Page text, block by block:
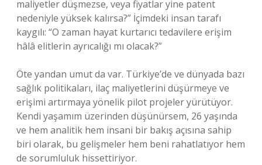
maliyetler düşmezse, veya fiyatlar yine patent
nedeniyle yüksek kalırsa?” İçimdeki insan tarafı
kaygılı: “O zaman hayat kurtarıcı tedavilere erişim
hâlâ elitlerin ayrıcalığı mı olacak?”
Öte yandan umut da var. Türkiye’de ve dünyada bazı
sağlık politikaları, ilaç maliyetlerini düşürmeye ve
erişimi artırmaya yönelik pilot projeler yürütüyor.
Kendi yaşamım üzerinden düşünürsem, 26 yaşında
ve hem analitik hem insani bir bakış açısına sahip
biri olarak, bu gelişmeler hem beni rahatlatıyor hem
de sorumluluk hissettiriyor.